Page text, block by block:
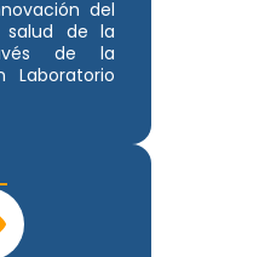
del
salud de la
de la